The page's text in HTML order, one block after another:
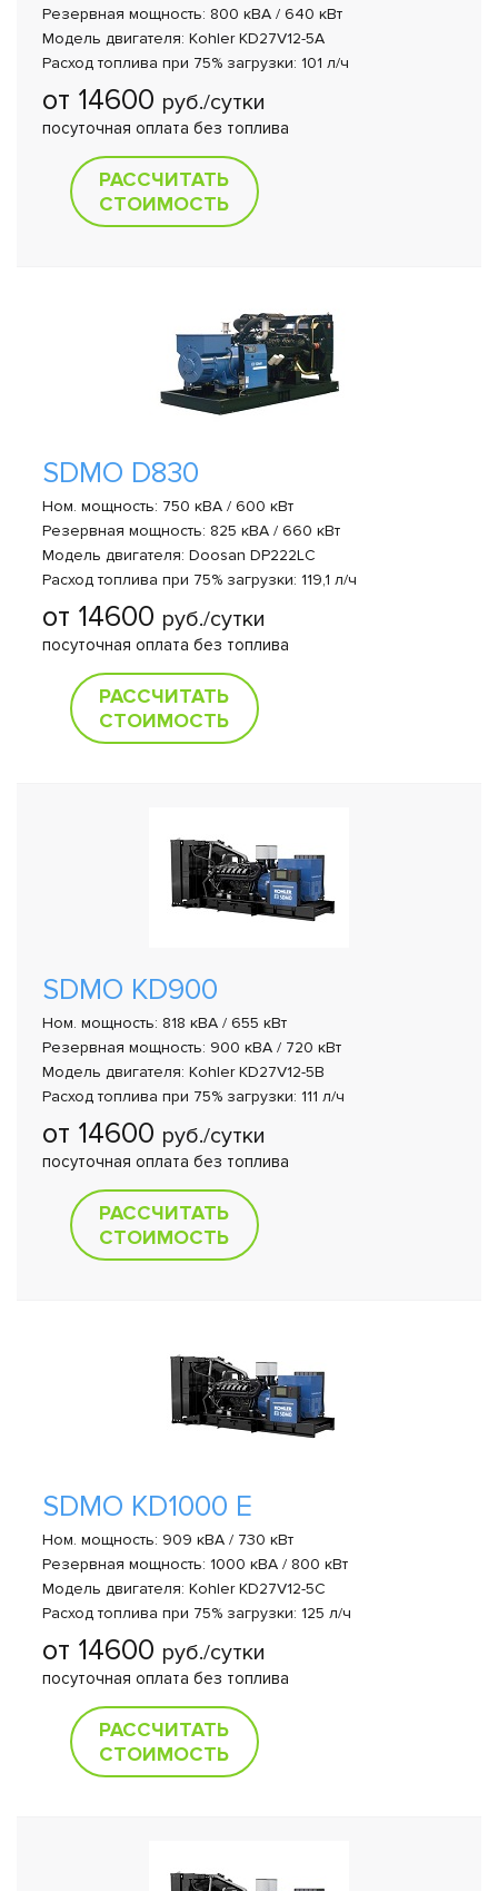
Резервная мощность: 800 кВА / 640 кВт
Модель двигателя: Kohler KD27V12-5A
Расход топлива при 75% загрузки: 101 л/ч
от 14600 руб./сутки
посуточная оплата без топлива
РАССЧИТАТЬ
СТОИМОСТЬ
SDMO D830
Ном. мощность: 750 кВА / 600 кВт
Резервная мощность: 825 кВА / 660 кВт
Модель двигателя: Doosan DP222LC
Расход топлива при 75% загрузки: 119,1 л/ч
от 14600 руб./сутки
посуточная оплата без топлива
РАССЧИТАТЬ
СТОИМОСТЬ
SDMO KD900
Ном. мощность: 818 кВА / 655 кВт
Резервная мощность: 900 кВА / 720 кВт
Модель двигателя: Kohler KD27V12-5B
Расход топлива при 75% загрузки: 111 л/ч
от 14600 руб./сутки
посуточная оплата без топлива
РАССЧИТАТЬ
СТОИМОСТЬ
SDMO KD1000 E
Ном. мощность: 909 кВА / 730 кВт
Резервная мощность: 1000 кВА / 800 кВт
Модель двигателя: Kohler KD27V12-5C
Расход топлива при 75% загрузки: 125 л/ч
от 14600 руб./сутки
посуточная оплата без топлива
РАССЧИТАТЬ
СТОИМОСТЬ